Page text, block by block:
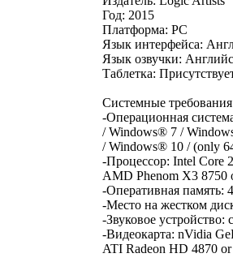
Год: 2015
Платформа: PC
Язык интерфейса:
Язык озвучки:
Таблетка:
Системные
-Операционная
/ Windows® 7 /
/ Windows® 10 / (only
-Процессор: Intel Core
AMD Phenom X3 8750
-Оперативная память:
-Место на жестком
-Звуковое
-Видеокарта: nVidia
ATI Radeon HD 4870